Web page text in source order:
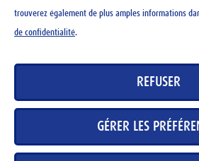
CONTACT
MENTIONS LÉGALES
DÉCLARATION DE PROTECTION DES
DIRECTIVES RELATIVES AUX COOKIES
trouverez également de plus amples informations
de confidentialité.
REFUSER
GÉRER LES